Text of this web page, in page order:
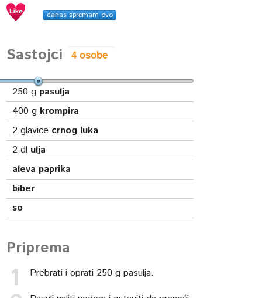
danas spremam ovo
Sastojci
250 g pasulja
400 g krompira
2 glavice crnog luka
2 dl ulja
aleva paprika
biber
so
Priprema
Prebrati i oprati 250 g pasulja.